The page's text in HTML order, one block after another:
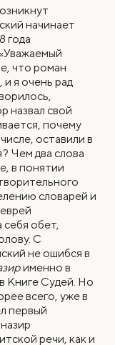
начинает
года
что роман
я очень рад
назвал свой
почему
оставили в
Чем два слова
в понятии
словарей и
себя обет,
С
не ошибся в
именно в
Книге Судей. Но
всего, уже в
первый
речи, как и